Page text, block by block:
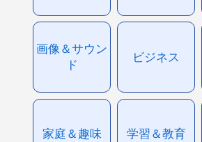
画像＆サウン
ド
ビジネス
家庭＆趣味 学習＆教育